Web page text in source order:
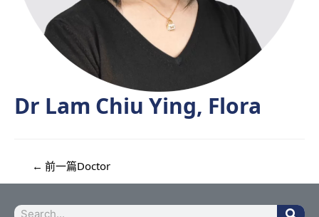
Dr Lam Chiu Ying, Flora
← 前一篇Doctor